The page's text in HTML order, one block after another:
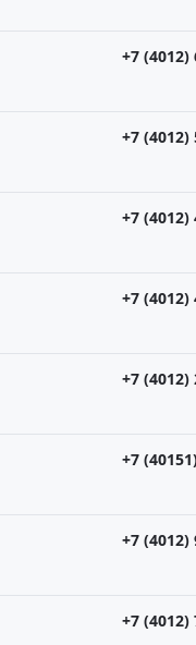
+7 (4012)
+7 (4012)
+7 (4012)
+7 (4012)
+7 (4012)
+7
+7 (4012)
+7 (4012)